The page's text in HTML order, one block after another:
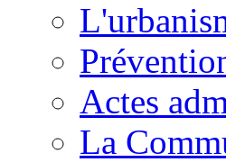
Actes
La